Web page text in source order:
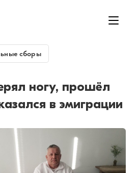
сборы
ногу, прошёл
в эмиграции